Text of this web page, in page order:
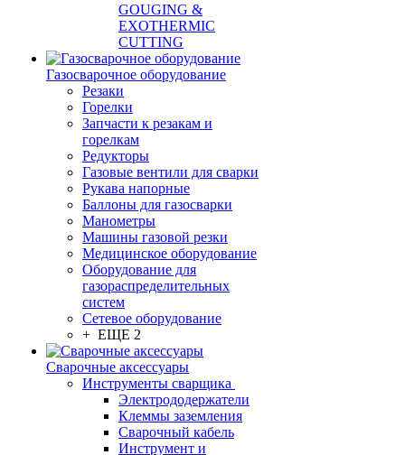
GOUGING &
EXOTHERMIC
CUTTING
Газосварочное оборудование
Резаки
Горелки
Запчасти к резакам и
горелкам
Редукторы
Газовые вентили для сварки
Рукава напорные
Баллоны для газосварки
Манометры
Машины газовой резки
Медицинское оборудование
Оборудование для
газораспределительных
систем
Сетевое оборудование
+ ЕЩЕ 2
Сварочные аксессуары
Инструменты сварщика
Электрододержатели
Клеммы заземления
Сварочный кабель
Инструмент и